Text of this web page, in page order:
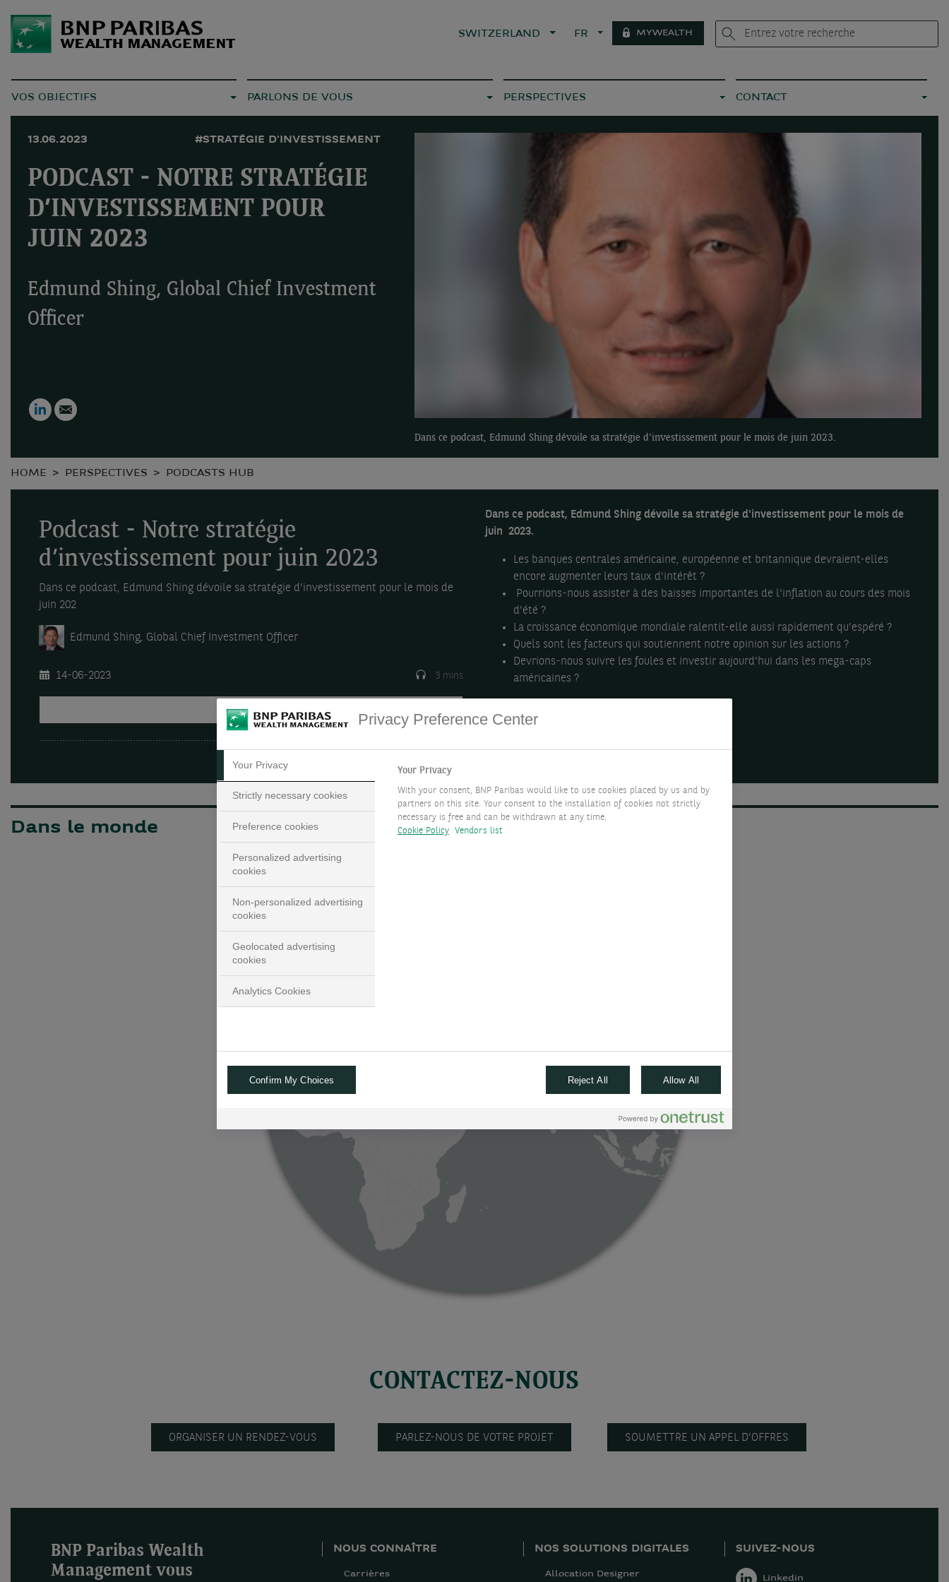
SWITZERLAND FR MYWEALTH
VOS OBJECTIFS PARLONS DE VOUS PERSPECTIVES CONTACT
13.06.2023 #STRATÉGIE D'INVESTISSEMENT
PODCAST - NOTRE STRATÉGIE
D’INVESTISSEMENT POUR
JUIN 2023
Edmund Shing, Global Chief Investment
Officer
LinkedIn
Dans ce podcast, Edmund Shing dévoile sa stratégie d'investissement pour le mois de juin 2023.
HOME PERSPECTIVES PODCASTS HUB
Podcast - Notre stratégie
d’investissement pour juin 2023
Dans ce podcast, Edmund Shing dévoile sa stratégie d'investissement pour le mois de
juin 202
Edmund Shing, Global Chief Investment Officer
14-06-2023 3 mins
JOUER
Dans ce podcast, Edmund Shing dévoile sa stratégie d'investissement pour le mois de
juin 2023.
Les banques centrales américaine, européenne et britannique devraient-elles
encore augmenter leurs taux d'intérêt ?
Pourrions-nous assister à des baisses importantes de l'inflation au cours des mois
d'été ?
La croissance économique mondiale ralentit-elle aussi rapidement qu’espéré ?
Quels sont les facteurs qui soutiennent notre opinion sur les actions ?
Devrions-nous suivre les foules et investir aujourd'hui dans les mega-caps
américaines ?
Dans le monde
CONTACTEZ-NOUS
ORGANISER UN RENDEZ-VOUS PARLEZ-NOUS DE VOTRE PROJET SOUMETTRE UN APPEL D’OFFRES
BNP Paribas Wealth
Management vous
NOUS CONNAÎTRE
Carrières
NOS SOLUTIONS DIGITALES
Allocation Designer
SUIVEZ-NOUS
Linkedin
Privacy Preference Center
Your Privacy
Strictly necessary cookies
Preference cookies
Personalized advertising
cookies
Non-personalized advertising
cookies
Geolocated advertising
cookies
Analytics Cookies
Your Privacy
With your consent, BNP Paribas would like to use cookies placed by us and by
partners on this site. Your consent to the installation of cookies not strictly
necessary is free and can be withdrawn at any time.
Cookie Policy
Vendors list
Confirm My Choices Reject All Allow All